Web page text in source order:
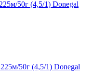
50г (4,5/1) Donegal